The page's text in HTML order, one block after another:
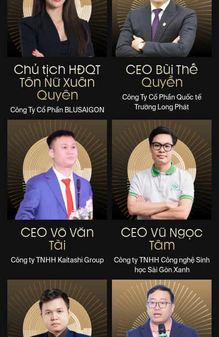
Chủ tịch HĐQT
Tôn Nữ Xuân
Quyên
Công Ty Cổ Phần BLUSAIGON
CEO Bùi Thế
Quyền
Công Ty Cổ Phần Quốc tế
Trường Long Phát
CEO Võ Văn
Tài
Công ty TNHH Kaitashi Group
CEO Vũ Ngọc
Tâm
Công ty TNHH Công nghệ Sinh
học Sài Gòn Xanh